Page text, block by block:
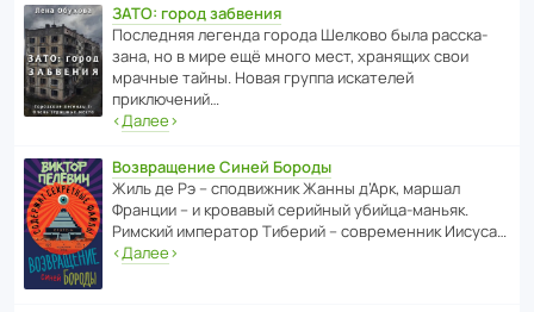
ЗАТО: город забвения
После­дняя легенда города Шелково была расска­
зана, но в мире ещё много мест, хранящих свои
мрачные тайны. Новая группа иска­телей
приключений…
‹Далее›
Возвращение Синей Бороды
Жиль де Рэ – спод­ви­жник Жанны д’Арк, маршал
Франции – и кровавый серийный убийца-маньяк.
Римский импе­ратор Тиберий – совре­менник Иисуса…
‹Далее›